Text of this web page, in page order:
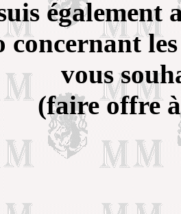
également
concernant
vous
(faire offre